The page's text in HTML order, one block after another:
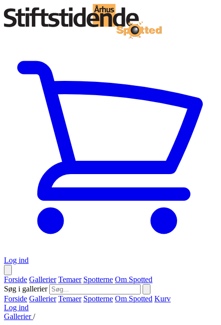
Log ind
Forside Gallerier Temaer Spotterne Om Spotted
Søg i gallerier
Forside Gallerier Temaer Spotterne Om Spotted Kurv
Log ind
Gallerier/